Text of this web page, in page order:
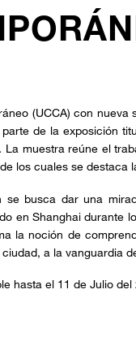
(UCCA) con
de la exposición
La muestra reúne el
los cuales se destaca
se busca dar una
en Shanghai durante
la noción de
a la vanguardia
hasta el 11 de Julio del